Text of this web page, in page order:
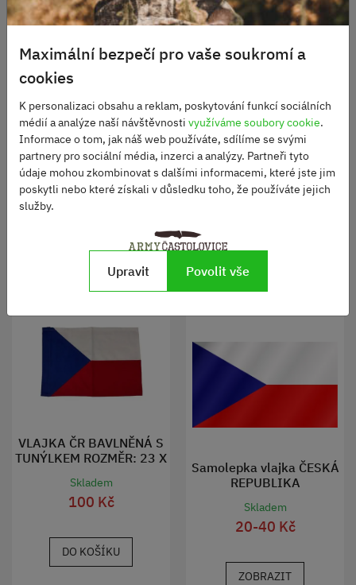
Vlajka Evropská unie
Skladem
250 Kč
Vlajka ČR na tyčce
30x45cm
Skladem
145 Kč
VLAJKA ČR BAVLNĚNÁ S
TUNÝLKEM ROZMĚR: 23 X
Skladem
100 Kč
DO KOŠÍKU
Samolepka vlajka ČESKÁ
REPUBLIKA
Skladem
20-40 Kč
ZOBRAZIT
Maximální bezpečí pro vaše soukromí a
cookies
K personalizaci obsahu a reklam, poskytování funkcí sociálních
médií a analýze naší návštěvnosti využíváme soubory cookie.
Informace o tom, jak náš web používáte, sdílíme se svými
partnery pro sociální média, inzerci a analýzy. Partneři tyto
údaje mohou zkombinovat s dalšími informacemi, které jste jim
poskytli nebo které získali v důsledku toho, že používáte jejich
služby.
Upravit Povolit vše